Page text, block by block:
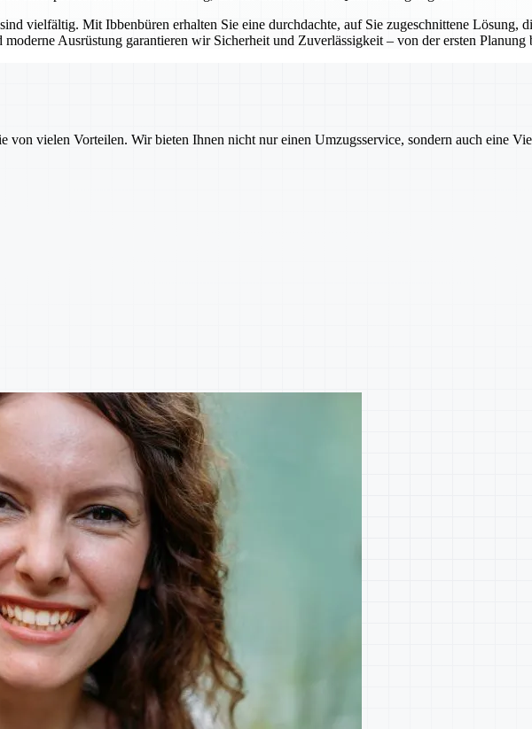
vielfältig. Mit Ibbenbüren erhalten Sie eine durchdachte, auf Sie zugeschnittene Lösung,
Ausrüstung garantieren wir Sicherheit und Zuverlässigkeit – von der ersten
von vielen Vorteilen. Wir bieten Ihnen nicht nur einen Umzugsservice, sondern auch eine